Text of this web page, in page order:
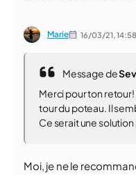
Marie 16/03/21,14:58
Message de
Merci pour ton
tour du poteau. Il
Ce serait une
Moi, je ne le